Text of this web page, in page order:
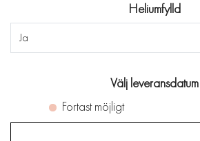
Heliumfylld
Ja
Välj leveransdatum
Fortast möjligt